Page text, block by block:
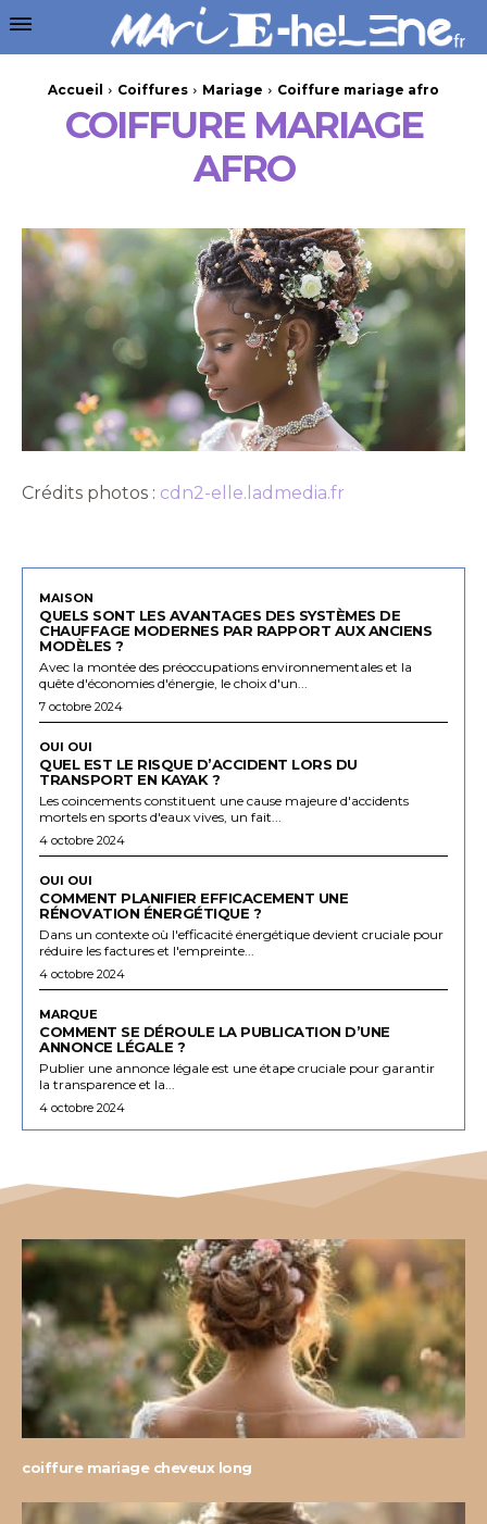
Accueil Coiffures Mariage Coiffure mariage afro
COIFFURE MARIAGE
AFRO
Crédits photos : cdn2-elle.ladmedia.fr
MAISON
QUELS SONT LES AVANTAGES DES SYSTÈMES DE
CHAUFFAGE MODERNES PAR RAPPORT AUX ANCIENS
MODÈLES ?
Avec la montée des préoccupations environnementales et la
quête d'économies d'énergie, le choix d'un...
7 octobre 2024
OUI OUI
QUEL EST LE RISQUE D’ACCIDENT LORS DU
TRANSPORT EN KAYAK ?
Les coincements constituent une cause majeure d'accidents
mortels en sports d'eaux vives, un fait...
4 octobre 2024
OUI OUI
COMMENT PLANIFIER EFFICACEMENT UNE
RÉNOVATION ÉNERGÉTIQUE ?
Dans un contexte où l'efficacité énergétique devient cruciale pour
réduire les factures et l'empreinte...
4 octobre 2024
MARQUE
COMMENT SE DÉROULE LA PUBLICATION D’UNE
ANNONCE LÉGALE ?
Publier une annonce légale est une étape cruciale pour garantir
la transparence et la...
4 octobre 2024
coiffure mariage cheveux long